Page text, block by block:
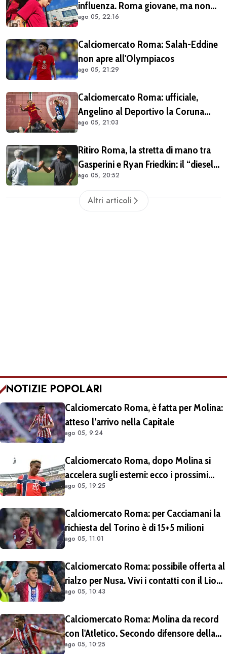
influenza. Roma giovane, ma non
siamo alle prime armi"
ago 05, 22:16
Calciomercato Roma: Salah-Eddine
non apre all'Olympiacos
ago 05, 21:29
Calciomercato Roma: ufficiale,
Angelino al Deportivo la Coruna
(COMUNICATO)
ago 05, 21:03
Ritiro Roma, la stretta di mano tra
Gasperini e Ryan Friedkin: il “diesel”
giallorosso ha iniziato a ingranare
ago 05, 20:52
Altri articoli
NOTIZIE POPOLARI
Calciomercato Roma, è fatta per Molina:
atteso l’arrivo nella Capitale
ago 05, 9:24
Calciomercato Roma, dopo Molina si
accelera sugli esterni: ecco i prossimi
obiettivi
ago 05, 19:25
Calciomercato Roma: per Cacciamani la
richiesta del Torino è di 15+5 milioni
ago 05, 11:01
Calciomercato Roma: possibile offerta al
rialzo per Nusa. Vivi i contatti con il Lione
per Fofana
ago 05, 10:43
Calciomercato Roma: Molina da record
con l'Atletico. Secondo difensore della
Liga per gol e assist nelle ultime 4
ago 05, 10:25